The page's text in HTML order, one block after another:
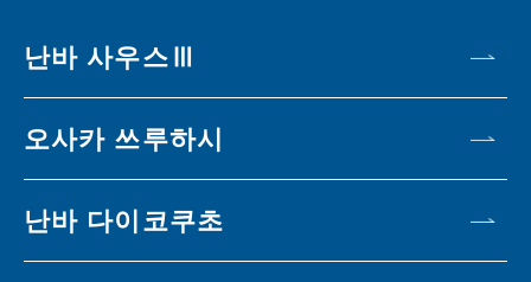
난바 사우스Ⅲ
오사카 쓰루하시
난바 다이코쿠초